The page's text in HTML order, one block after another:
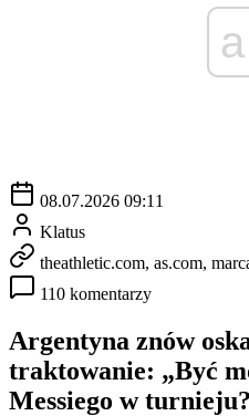
08.07.2026 09:11
Klatus
theathletic.com, as.com,
110 komentarzy
Argentyna znów
traktowanie: „Być
Messiego w